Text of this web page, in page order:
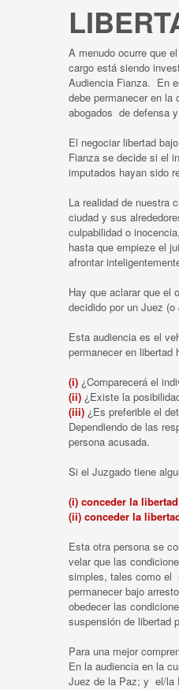
A menudo ocurre que
cargo está siendo
Audiencia Fianza. En
debe permanecer en
abogados de defensa
El negociar libertad
Fianza se decide si el
imputados hayan sido
La realidad de nuestra
ciudad y sus
culpabilidad o
hasta que empieze el
afrontar
Hay que aclarar que el
decidido por un Juez
Esta audiencia es el
permanecer en
(i) ¿Comparecerá el
(ii) ¿Existe la
(iii) ¿Es preferible el
Dependiendo de las
persona acusada.
Si el Juzgado tiene
(i) conceder la
(ii) conceder la
Esta otra persona se
velar que las
simples, tales como el
permanecer bajo
obedecer las
suspensión de libertad
Para una mejor
En la audiencia en la
Juez de la Paz; y el/la